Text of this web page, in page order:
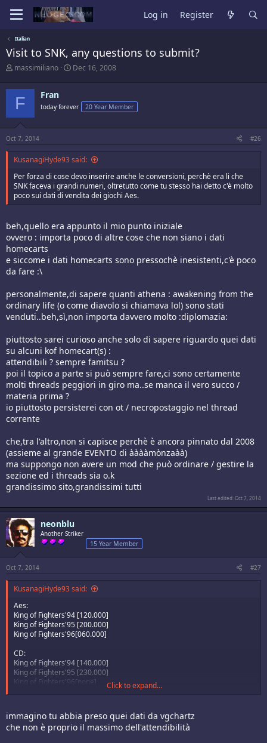
Log in Register
Italian
Visit to SNK, any questions to submit?
T
r
e
s
t
a
r
t
e
r
massimiliano
S
a
t
e
Dec 16, 2008
F Fran
today forever 20 Year Member
Oct 7, 2014 #26
KusanagiHyde93 said:
Per forza di cose devo inserire anche le conversioni, perchè era li che
SNK faceva i grandi numeri, oltretutto come tu stesso hai detto c'è molto
poco sui dati di vendita dei giochi Aes.
beh,quello era appunto il mio punto iniziale
ovvero : importa poco di altre cose che non siano i dati
homecarts
e siccome i dati homecarts sono pressochè inesistenti,c'è poco
da fare :\
personalmente,di sapere quanti athena : awakening from the
ordinary life (o come diavolo si chiamava lol) sono stati
venduti..beh,sì,non importa davvero molto :diplomazia:
piuttosto sarei curioso anche solo di sapere riguardo quei dati
su alcuni kof homecart(s) :
attendibili ? sempre famitsu ?
poi il topico a parte si può sempre fare,ci sono certamente
molti threads peggiori in giro ma..se manca il vero succo /
materia prima ?
io piuttosto persisterei con ot / necropostaggio nel thread
corrente
che,tra l'altro,non si capisce perchè è ancora pinnato dal 2008
(assieme al grande EVENTO di ààààmònzaàà)
ma suppongo non avere un mod che può ordinare / gestire la
sezione ed i threads sia o.k
grandissimo sito,grandissimi tutti
Last edited:Oct 7, 2014
neonblu
Another Striker
15 Year Member
Oct 7, 2014 #27
KusanagiHyde93 said:
Aes:
King of Fighters'94 [120.000]
King of Fighters'95 [200.000]
King of Fighters'96[060.000]
CD:
King of Fighters'94 [140.000]
King of Fighters'95 [230.000]
King of Fighters'96[none]
Samurai Spirit [070.000]
Samurai Spirit II [250.000]
Samurai Spirit III [080.000]
Click to expand...
immagino tu abbia preso quei dati da vgchartz
che non è proprio il massimo dell'attendibilità